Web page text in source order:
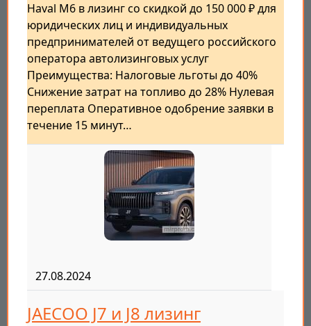
Haval M6 в лизинг со скидкой до 150 000 ₽ для
юридических лиц и индивидуальных
предпринимателей от ведущего российского
оператора автолизинговых услуг
Преимущества: Налоговые льготы до 40%
Снижение затрат на топливо до 28% Нулевая
переплата Оперативное одобрение заявки в
течение 15 минут…
27.08.2024
JAECOO J7 и J8 лизинг